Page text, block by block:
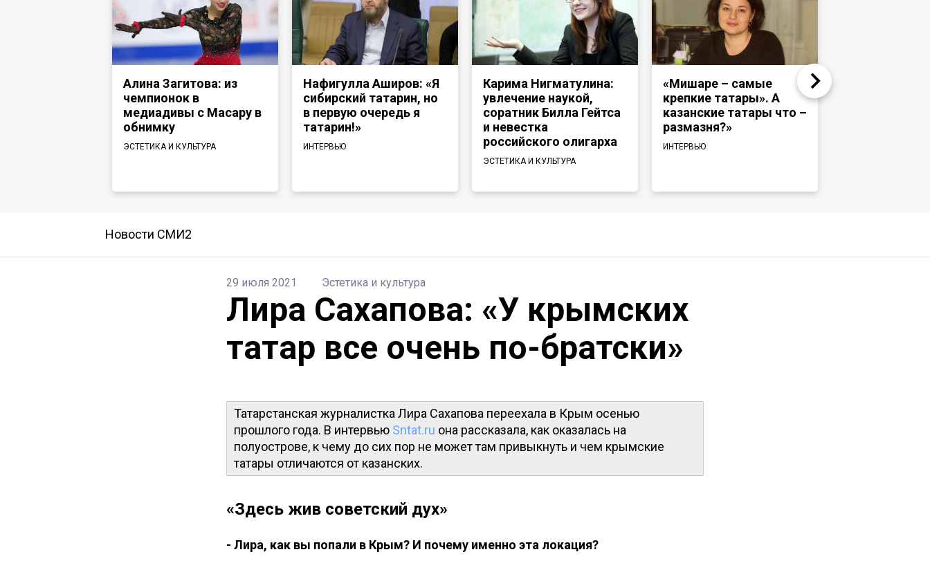
Алина Загитова: из
чемпионок в
медиадивы с Масару в
обнимку
ЭСТЕТИКА И КУЛЬТУРА
Нафигулла Аширов: «Я
сибирский татарин, но
в первую очередь я
татарин!»
ИНТЕРВЬЮ
Карима Нигматулина:
увлечение наукой,
соратник Билла Гейтса
и невестка
российского олигарха
ЭСТЕТИКА И КУЛЬТУРА
«Мишаре – самые
крепкие татары». А
казанские татары что –
размазня?»
ИНТЕРВЬЮ
Новости СМИ2
29 июля 2021 Эстетика и культура
Лира Сахапова: «У крымских
татар все очень по-братски»
Татарстанская журналистка Лира Сахапова переехала в Крым осенью
прошлого года. В интервью Sntat.ru она рассказала, как оказалась на
полуострове, к чему до сих пор не может там привыкнуть и чем крымские
татары отличаются от казанских.
«Здесь жив советский дух»
- Лира, как вы попали в Крым? И почему именно эта локация?